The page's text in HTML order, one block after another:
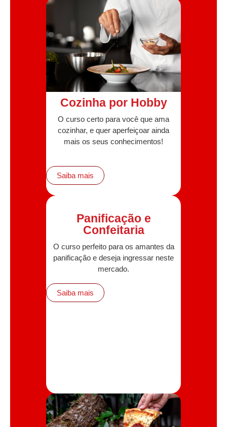
Cozinha por Hobby
O curso certo para você que ama
cozinhar, e quer aperfeiçoar ainda
mais os seus conhecimentos!
Saiba mais
Panificação e
Confeitaria
O curso perfeito para os amantes da
panificação e deseja ingressar neste
mercado.
Saiba mais